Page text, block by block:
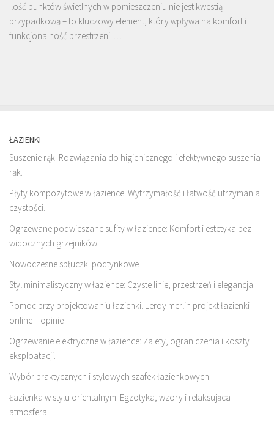
Ilość punktów świetlnych w pomieszczeniu nie jest kwestią
przypadkową – to kluczowy element, który wpływa na komfort i
funkcjonalność przestrzeni. …
ŁAZIENKI
Suszenie rąk: Rozwiązania do higienicznego i efektywnego suszenia
rąk.
Płyty kompozytowe w łazience: Wytrzymałość i łatwość utrzymania
czystości.
Ogrzewane podwieszane sufity w łazience: Komfort i estetyka bez
widocznych grzejników.
Nowoczesne spłuczki podtynkowe
Styl minimalistyczny w łazience: Czyste linie, przestrzeń i elegancja.
Pomoc przy projektowaniu łazienki. Leroy merlin projekt łazienki
online – opinie
Ogrzewanie elektryczne w łazience: Zalety, ograniczenia i koszty
eksploatacji.
Wybór praktycznych i stylowych szafek łazienkowych.
Łazienka w stylu orientalnym: Egzotyka, wzory i relaksująca
atmosfera.